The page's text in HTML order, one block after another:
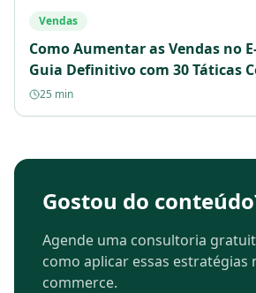
Vendas
Como Aumentar as Vendas no
Guia Definitivo com 30 Táticas
Para 2025
25 min
Gostou do
Agende uma consultoria
como aplicar essas estratégias
commerce.